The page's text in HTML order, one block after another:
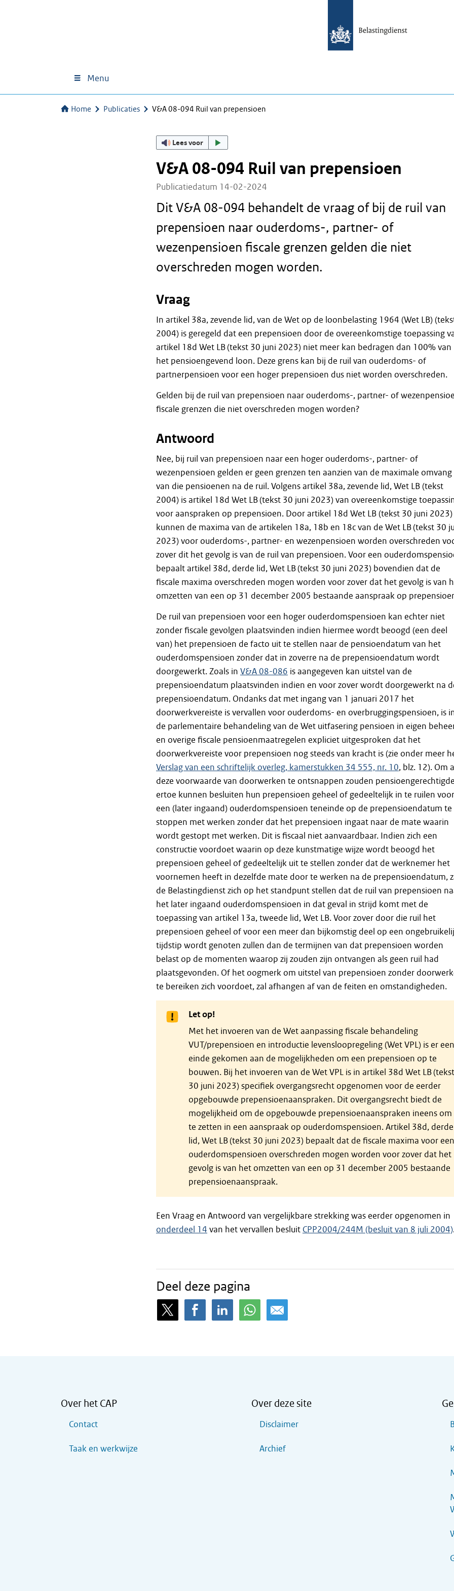
Menu
Home Publicaties V&A 08-094 Ruil van prepensioen
Lees voor
V&A 08-094 Ruil van prepensioen
Publicatiedatum 14-02-2024
Dit V&A 08-094 behandelt de vraag of bij de ruil van
prepensioen naar ouderdoms-, partner- of
wezenpensioen fiscale grenzen gelden die niet
overschreden mogen worden.
Vraag
In artikel 38a, zevende lid, van de Wet op de loonbelasting 1964 (Wet LB)
2004) is geregeld dat een prepensioen door de overeenkomstige toepassing
artikel 18d Wet LB (tekst 30 juni 2023) niet meer kan bedragen dan 100% van
het pensioengevend loon. Deze grens kan bij de ruil van ouderdoms- of
partnerpensioen voor een hoger prepensioen dus niet worden overschreden.
Gelden bij de ruil van prepensioen naar ouderdoms-, partner- of
fiscale grenzen die niet overschreden mogen worden?
Antwoord
Nee, bij ruil van prepensioen naar een hoger ouderdoms-, partner- of
wezenpensioen gelden er geen grenzen ten aanzien van de maximale omvang
van die pensioenen na de ruil. Volgens artikel 38a, zevende lid, Wet LB (tekst
2004) is artikel 18d Wet LB (tekst 30 juni 2023) van overeenkomstige
voor aanspraken op prepensioen. Door artikel 18d Wet LB (tekst 30 juni 2023)
kunnen de maxima van de artikelen 18a, 18b en 18c van de Wet LB (tekst 30
2023) voor ouderdoms-, partner- en wezenpensioen worden overschreden
zover dit het gevolg is van de ruil van prepensioen. Voor een
bepaalt artikel 38d, derde lid, Wet LB (tekst 30 juni 2023) bovendien dat de
fiscale maxima overschreden mogen worden voor zover dat het gevolg is van
omzetten van een op 31 december 2005 bestaande aanspraak op
De ruil van prepensioen voor een hoger ouderdomspensioen kan echter niet
zonder fiscale gevolgen plaatsvinden indien hiermee wordt beoogd (een deel
van) het prepensioen de facto uit te stellen naar de pensioendatum van het
ouderdomspensioen zonder dat in zoverre na de prepensioendatum wordt
doorgewerkt. Zoals in V&A 08-086 is aangegeven kan uitstel van de
prepensioendatum plaatsvinden indien en voor zover wordt doorgewerkt na
prepensioendatum. Ondanks dat met ingang van 1 januari 2017 het
doorwerkvereiste is vervallen voor ouderdoms- en overbruggingspensioen, is
de parlementaire behandeling van de Wet uitfasering pensioen in eigen
en overige fiscale pensioenmaatregelen expliciet uitgesproken dat het
doorwerkvereiste voor prepensioen nog steeds van kracht is (zie onder meer
Verslag van een schriftelijk overleg, kamerstukken 34 555, nr. 10, blz. 12). Om
deze voorwaarde van doorwerken te ontsnappen zouden
ertoe kunnen besluiten hun prepensioen geheel of gedeeltelijk in te ruilen voor
een (later ingaand) ouderdomspensioen teneinde op de prepensioendatum te
stoppen met werken zonder dat het prepensioen ingaat naar de mate waarin
wordt gestopt met werken. Dit is fiscaal niet aanvaardbaar. Indien zich een
constructie voordoet waarin op deze kunstmatige wijze wordt beoogd het
prepensioen geheel of gedeeltelijk uit te stellen zonder dat de werknemer het
voornemen heeft in dezelfde mate door te werken na de prepensioendatum,
de Belastingdienst zich op het standpunt stellen dat de ruil van prepensioen
het later ingaand ouderdomspensioen in dat geval in strijd komt met de
toepassing van artikel 13a, tweede lid, Wet LB. Voor zover door die ruil het
prepensioen geheel of voor een meer dan bijkomstig deel op een
tijdstip wordt genoten zullen dan de termijnen van dat prepensioen worden
belast op de momenten waarop zij zouden zijn ontvangen als geen ruil had
plaatsgevonden. Of het oogmerk om uitstel van prepensioen zonder
te bereiken zich voordoet, zal afhangen af van de feiten en omstandigheden.
Let op!
Met het invoeren van de Wet aanpassing fiscale behandeling
VUT/prepensioen en introductie levensloopregeling (Wet VPL) is er een
einde gekomen aan de mogelijkheden om een prepensioen op te
bouwen. Bij het invoeren van de Wet VPL is in artikel 38d Wet LB (tekst
30 juni 2023) specifiek overgangsrecht opgenomen voor de eerder
opgebouwde prepensioenaanspraken. Dit overgangsrecht biedt de
mogelijkheid om de opgebouwde prepensioenaanspraken ineens om
te zetten in een aanspraak op ouderdomspensioen. Artikel 38d, derde
lid, Wet LB (tekst 30 juni 2023) bepaalt dat de fiscale maxima voor een
ouderdomspensioen overschreden mogen worden voor zover dat het
gevolg is van het omzetten van een op 31 december 2005 bestaande
prepensioenaanspraak.
Een Vraag en Antwoord van vergelijkbare strekking was eerder opgenomen in
onderdeel 14 van het vervallen besluit CPP2004/244M (besluit van 8 juli 2004)
Deel deze pagina
Over het CAP
Contact
Taak en werkwijze
Over deze site
Disclaimer
Archief